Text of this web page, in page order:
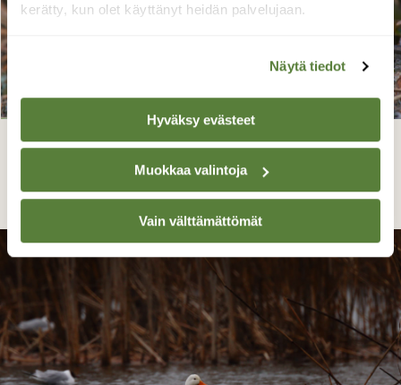
kerätty, kun olet käyttänyt heidän palvelujaan.
Näytä tiedot
Hyväksy evästeet
Muokkaa valintoja
Vain välttämättömät
Kukkiva kangasvuokko
Jukka Riikonen, Putikko, Punkaharju 29.3.14